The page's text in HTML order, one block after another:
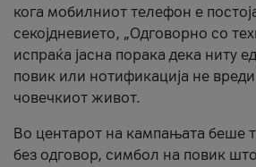
кога мобилниот телефон е
секојдневието, „Одговорно со
испраќа јасна порака дека ниту
повик или нотификација не
човечкиот живот.
Во центарот на кампањата беше
без одговор, симбол на повик